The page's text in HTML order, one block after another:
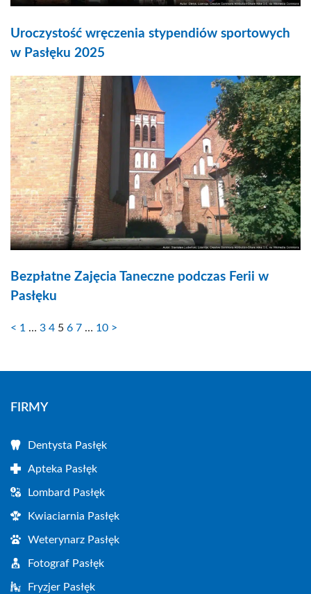
Uroczystość wręczenia stypendiów sportowych
w Pasłęku 2025
Bezpłatne Zajęcia Taneczne podczas Ferii w
Pasłęku
< 1 … 3 4 5 6 7 … 10 >
FIRMY
Dentysta Pasłęk
Apteka Pasłęk
Lombard Pasłęk
Kwiaciarnia Pasłęk
Weterynarz Pasłęk
Fotograf Pasłęk
Fryzjer Pasłęk